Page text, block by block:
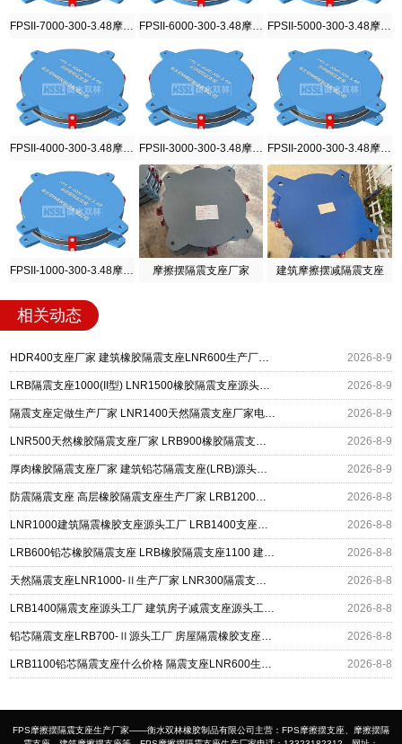
FPSII-6000-300-3.48摩擦摆隔震支座
FPSII-3000-300-3.48摩擦摆隔震支座
摩擦摆隔震支座厂家 建筑摩擦摆减隔震支座
相关动态
HDR400支座厂家 建筑橡胶隔震支座LNR600生产厂家 LRB500铅芯支座生产厂家 2026-8-9
LRB隔震支座1000(II型) LNR1500橡胶隔震支座源头工厂 矩形高阻尼隔震支座 2026-8-9
隔震支座定做生产厂家 LNR1400天然隔震支座厂家电话 LRB400成品铅芯橡胶隔震支座源头工厂 2026-8-9
LNR500天然橡胶隔震支座厂家 LRB900橡胶隔震支座 建筑隔震减震支座 2026-8-9
厚肉橡胶隔震支座厂家 建筑铅芯隔震支座(LRB)源头工厂 高阻尼支座HDR多少钱 2026-8-9
防震隔震支座 高层橡胶隔震支座生产厂家 LRB1200橡胶隔震支座多少钱 2026-8-8
LNR1000建筑隔震橡胶支座源头工厂 LRB1400支座生产厂家 建筑水平力隔震支座厂家 2026-8-8
LRB600铅芯橡胶隔震支座 LRB橡胶隔震支座1100 建筑铅芯橡胶隔震支座定制生产厂家 2026-8-8
天然隔震支座LNR1000-Ⅱ生产厂家 LNR300隔震支座多少钱 LRB300铅芯橡胶隔震支座 2026-8-8
LRB1400隔震支座源头工厂 建筑房子减震支座源头工厂 工程隔震支座厂家 2026-8-8
铅芯隔震支座LRB700-Ⅱ源头工厂 房屋隔震橡胶支座多少钱 LNR600建筑橡胶隔震支座多少钱 2026-8-8
LRB1100铅芯隔震支座什么价格 隔震支座LNR600生产厂家 HDR系列高阻尼隔震橡胶支座 2026-8-8
FPS摩擦摆隔震支座生产厂家——衡水双林橡胶制品有限公司主营：FPS摩擦摆支座、摩擦摆隔